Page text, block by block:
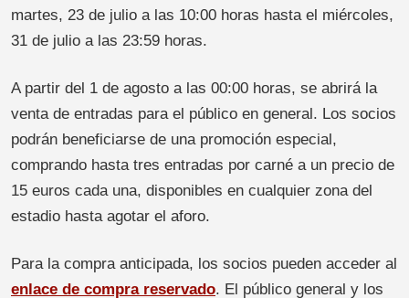
martes, 23 de julio a las 10:00 horas hasta el miércoles,
31 de julio a las 23:59 horas.
A partir del 1 de agosto a las 00:00 horas, se abrirá la
venta de entradas para el público en general. Los socios
podrán beneficiarse de una promoción especial,
comprando hasta tres entradas por carné a un precio de
15 euros cada una, disponibles en cualquier zona del
estadio hasta agotar el aforo.
Para la compra anticipada, los socios pueden acceder al
enlace de compra reservado. El público general y los